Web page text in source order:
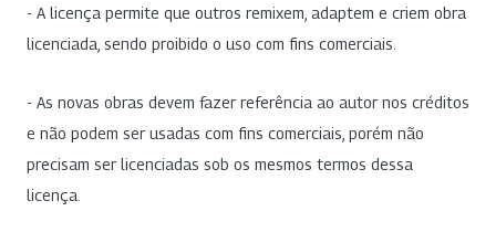
- A licença permite que outros remixem, adaptem e criem obra
licenciada, sendo proibido o uso com fins comerciais.
- As novas obras devem fazer referência ao autor nos créditos
e não podem ser usadas com fins comerciais, porém não
precisam ser licenciadas sob os mesmos termos dessa
licença.